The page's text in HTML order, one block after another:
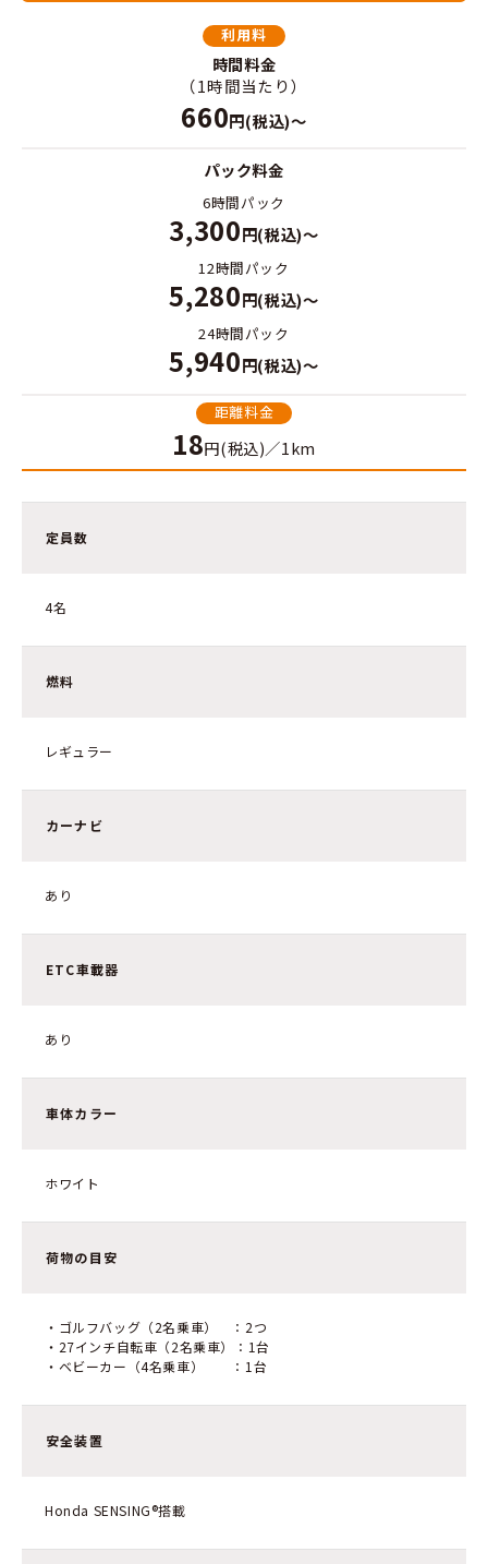
利用料
時間料金
（1時間当たり）
660円(税込)～
パック料金
6時間パック
3,300円(税込)～
12時間パック
5,280円(税込)～
24時間パック
5,940円(税込)～
距離料金
18円(税込)／1km
定員数
4名
燃料
レギュラー
カーナビ
あり
ETC車載器
あり
車体カラー
ホワイト
荷物の目安
・ゴルフバッグ（2名乗車） ：2つ
・27インチ自転車（2名乗車）：1台
・ベビーカー（4名乗車） ：1台
安全装置
Honda SENSING®搭載